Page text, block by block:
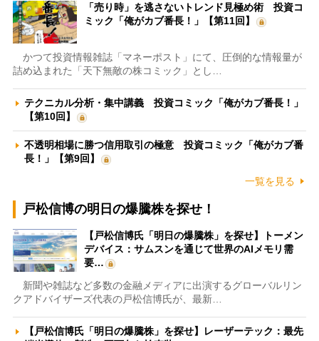
「売り時」を逃さないトレンド見極め術 投資コ
ミック「俺がカブ番長！」【第11回】
かつて投資情報雑誌「マネーポスト」にて、圧倒的な情報量が
詰め込まれた「天下無敵の株コミック」とし…
テクニカル分析・集中講義 投資コミック「俺がカブ番長！」
【第10回】
不透明相場に勝つ信用取引の極意 投資コミック「俺がカブ番
長！」【第9回】
一覧を見る
戸松信博の明日の爆騰株を探せ！
【戸松信博氏「明日の爆騰株」を探せ】トーメン
デバイス：サムスンを通じて世界のAIメモリ需
要…
新聞や雑誌など多数の金融メディアに出演するグローバルリン
クアドバイザーズ代表の戸松信博氏が、最新…
【戸松信博氏「明日の爆騰株」を探せ】レーザーテック：最先